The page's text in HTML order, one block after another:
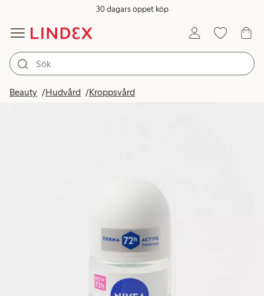
30 dagars öppet köp
Beauty Hudvård Kroppsvård